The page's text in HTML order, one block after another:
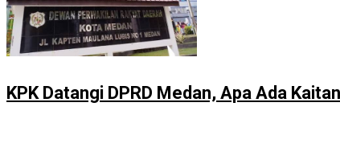
KPK Datangi DPRD Medan, Apa Ada